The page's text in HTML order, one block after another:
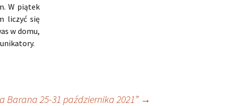
W piątek
liczyć się
w domu,
Barana 25-31 października 2021” →